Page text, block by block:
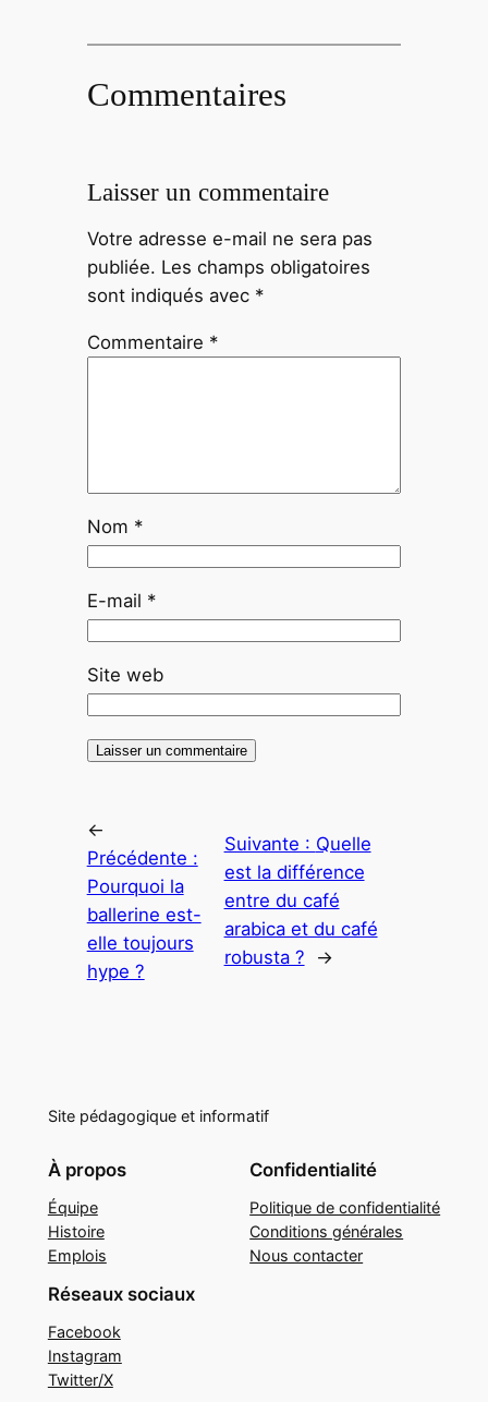
Commentaires
Laisser un commentaire
Votre adresse e-mail ne sera pas
publiée. Les champs obligatoires
sont indiqués avec *
Commentaire *
Nom *
E-mail *
Site web
←
Précédente :
Pourquoi la
ballerine est-
elle toujours
hype ?
Suivante : Quelle
est la différence
entre du café
arabica et du café
robusta ?
→
Site pédagogique et informatif
À propos
Équipe
Histoire
Emplois
Confidentialité
Politique de confidentialité
Conditions générales
Nous contacter
Réseaux sociaux
Facebook
Instagram
Twitter/X